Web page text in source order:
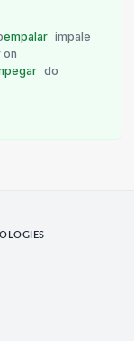
empalar impale
on
do